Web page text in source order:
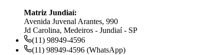
Matriz Jundiaí:
Avenida Juvenal Arantes, 990
Jd Carolina, Medeiros - Jundiaí - SP
(11) 98949-4596
(11) 98949-4596 (WhatsApp)